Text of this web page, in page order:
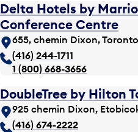
Delta Hotels by
Conference Centre
655, chemin Dixon,
(416) 244-1711
1 (800) 668-3656
DoubleTree by Hilton
925 chemin Dixon,
(416) 674-2222